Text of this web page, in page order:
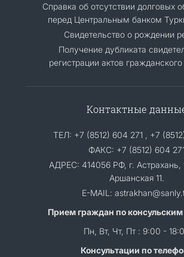
Cправка об отсутствии долговых
перед Центральным банком
Свидетельство о рождении
Получение дубликата
регистрации актов
Контактные
ТЕЛ: +7 (8512) 604 271 , +7
ФАКС: +7 (8512) 604 271
АДРЕС: 414056 РФ, г. Астрахань,
Аршанская 11.
E-MAIL:
Прием граждан по
Пн, Вт, Чт, Пт : 9:00 -
Консультации по